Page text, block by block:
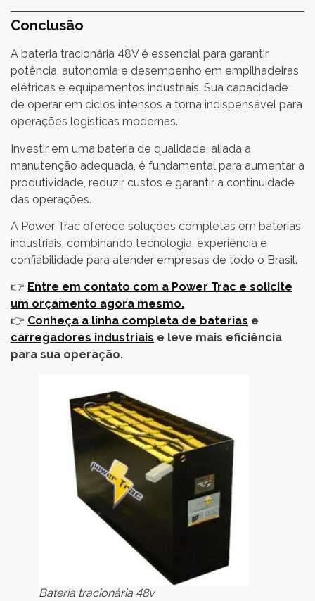
Conclusão
A bateria tracionária 48V é essencial para garantir
potência, autonomia e desempenho em empilhadeiras
elétricas e equipamentos industriais. Sua capacidade
de operar em ciclos intensos a torna indispensável para
operações logísticas modernas.
Investir em uma bateria de qualidade, aliada a
manutenção adequada, é fundamental para aumentar a
produtividade, reduzir custos e garantir a continuidade
das operações.
A Power Trac oferece soluções completas em baterias
industriais, combinando tecnologia, experiência e
confiabilidade para atender empresas de todo o Brasil.
👉 Entre em contato com a Power Trac e solicite
um orçamento agora mesmo.
👉 Conheça a linha completa de baterias e
carregadores industriais e leve mais eficiência
para sua operação.
Bateria tracionária 48v